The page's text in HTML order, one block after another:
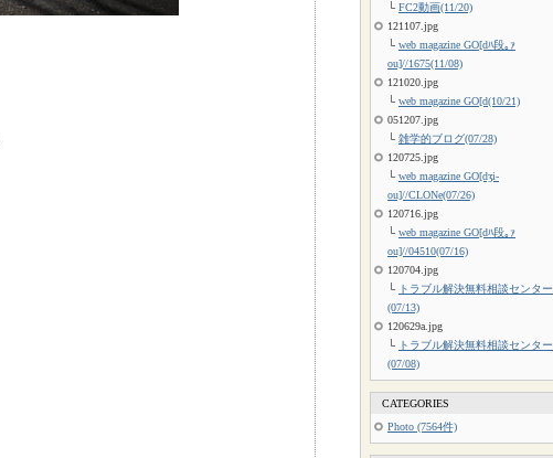
└ FC2動画(11/20)
121107.jpg
└ web magazine GO[dﾊ段｡ｧ
ou]//1675(11/08)
121020.jpg
└ web magazine GO[d(10/21)
051207.jpg
└ 雑学的ブログ(07/28)
120725.jpg
└ web magazine GO[dʒi-
ou]//CLONe(07/26)
120716.jpg
└ web magazine GO[dﾊ段｡ｧ
ou]//04510(07/16)
120704.jpg
└ トラブル解決無料相談センター
(07/13)
120629a.jpg
└ トラブル解決無料相談センター
(07/08)
CATEGORIES
Photo (7564件)